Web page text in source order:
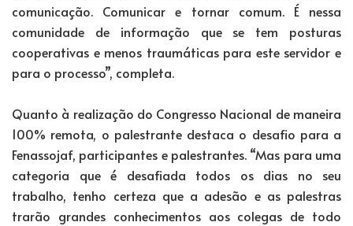
comunicação. Comunicar e tornar comum. É nessa
comunidade de informação que se tem posturas
cooperativas e menos traumáticas para este servidor e
para o processo”, completa.
Quanto à realização do Congresso Nacional de maneira
100% remota, o palestrante destaca o desafio para a
Fenassojaf, participantes e palestrantes. “Mas para uma
categoria que é desafiada todos os dias no seu
trabalho, tenho certeza que a adesão e as palestras
trarão grandes conhecimentos aos colegas de todo